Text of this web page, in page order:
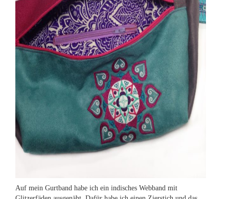
Auf mein Gurtband habe ich ein indisches Webband mit